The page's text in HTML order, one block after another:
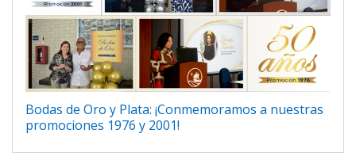
Bodas de Oro y Plata: ¡Conmemoramos a nuestras
promociones 1976 y 2001!